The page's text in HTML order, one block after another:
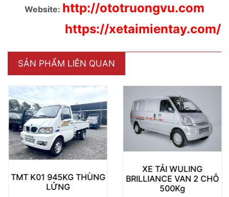
Website: http://ototruongvu.com
https://xetaimientay.com/
SẢN PHẨM LIÊN QUAN
TMT K01 945KG THÙNG
LỬNG
XE TẢI WULING
BRILLIANCE VAN 2 CHỖ
500Kg